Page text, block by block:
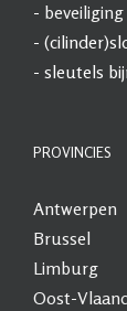
- beveiliging
-
- sleutels
PROVINCIES
Antwerpen
Brussel
Limburg
Oost-